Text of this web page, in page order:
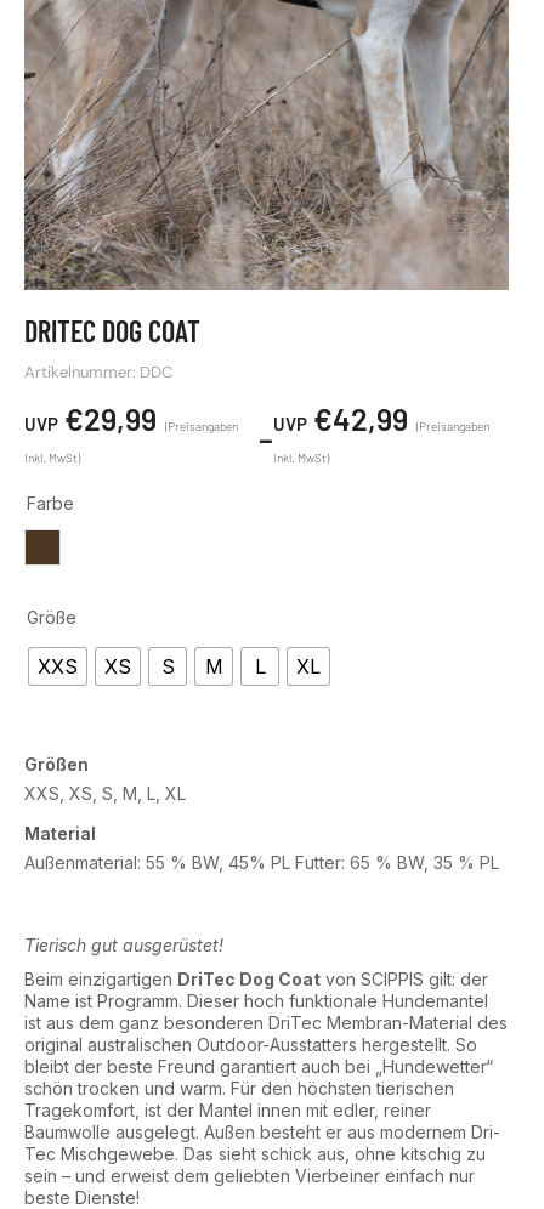
DRITEC DOG COAT
Artikelnummer: DDC
€29,99
–
€42,99
Farbe
Größe
XXS XS S M L XL
Größen
XXS, XS, S, M, L, XL
Material
Außenmaterial: 55 % BW, 45% PL Futter: 65 % BW, 35 % PL
Tierisch gut ausgerüstet!
Beim einzigartigen DriTec Dog Coat von SCIPPIS gilt: der
Name ist Programm. Dieser hoch funktionale Hundemantel
ist aus dem ganz besonderen DriTec Membran-Material des
original australischen Outdoor-Ausstatters hergestellt. So
bleibt der beste Freund garantiert auch bei „Hundewetter“
schön trocken und warm. Für den höchsten tierischen
Tragekomfort, ist der Mantel innen mit edler, reiner
Baumwolle ausgelegt. Außen besteht er aus modernem Dri-
Tec Mischgewebe. Das sieht schick aus, ohne kitschig zu
sein – und erweist dem geliebten Vierbeiner einfach nur
beste Dienste!